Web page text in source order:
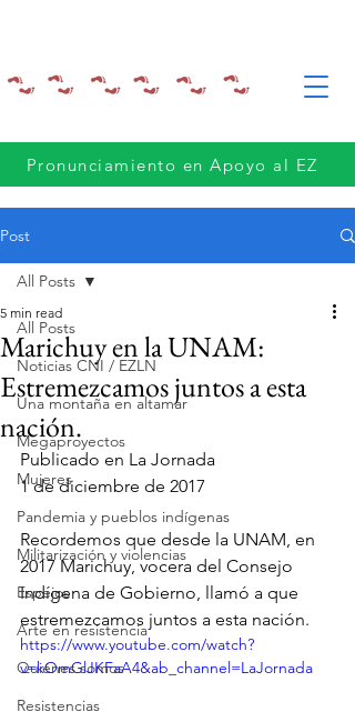
Pronunciamiento en Apoyo al EZ
Post
All Posts
Noticias CNI / EZLN
Una montaña en altamar
Megaproyectos
Mujeres
Pandemia y pueblos indígenas
Militarización y violencias
Espejos
Arte en resistencia
Quiénes somos
Resistencias
All Posts
Marichuy en la UNAM:
Estremezcamos juntos a esta
nación.
5 min read
Publicado en La Jornada
1 de diciembre de 2017
Recordemos que desde la UNAM, en
2017 Marichuy, vocera del Consejo
Indígena de Gobierno, llamó a que
estremezcamos juntos a esta nación.
https://www.youtube.com/watch?
v=kOmGlJKFaA4&ab_channel=LaJornada